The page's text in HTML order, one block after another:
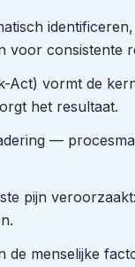
voor consistente
Act) vormt de
het resultaat.
—
pijn
menselijke